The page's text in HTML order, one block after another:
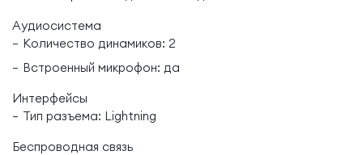
Аудиосистема
Количество динамиков: 2
Встроенный микрофон: да
Интерфейсы
Тип разъема: Lightning
Беспроводная связь